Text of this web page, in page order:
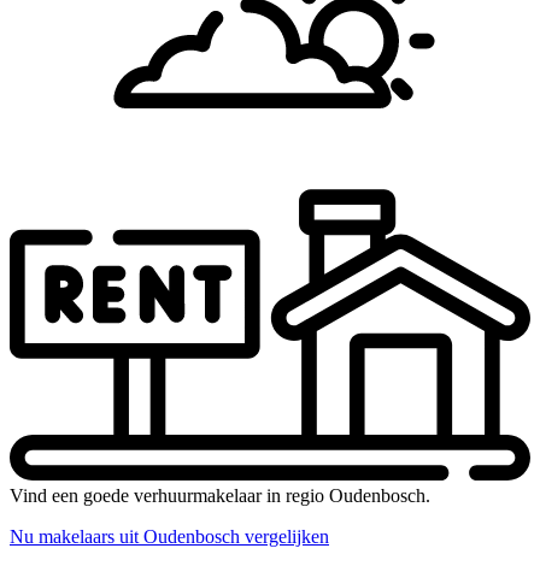
Vind een goede verhuurmakelaar in regio Oudenbosch.
Nu makelaars uit Oudenbosch vergelijken